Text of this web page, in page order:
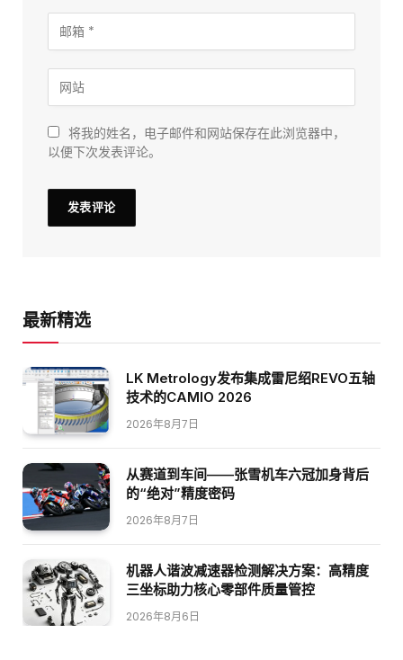
将我的姓名，电子邮件和网站保存在此浏览器中，
以便下次发表评论。
最新精选
LK Metrology发布集成雷尼绍REVO五轴
技术的CAMIO 2026
2026年8月7日
从赛道到车间——张雪机车六冠加身背后
的“绝对”精度密码
2026年8月7日
机器人谐波减速器检测解决方案：高精度
三坐标助力核心零部件质量管控
2026年8月6日